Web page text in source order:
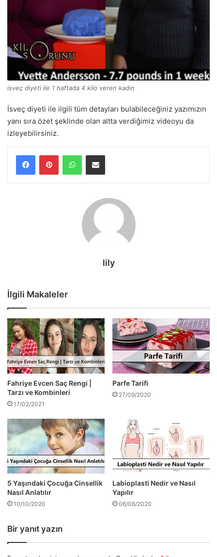
isveç diyeti ile 1 haftada 4 kilo veren kadın
İsveç diyeti ile ilgili tüm detayları bulabileceğiniz yazımızın
yanı sıra özet şeklinde olan altta verdiğimiz videoyu da
izleyebilirsiniz.
WhatsAppE-Posta ile paylaş
lily
İlgili Makaleler
Fahriye Evcen Saç Rengi |
Tarzı ve Kombinleri
17/02/2021
Parfe Tarifi
27/09/2020
5 Yaşındaki Çocuğa Cinsellik
Nasıl Anlatılır
10/10/2020
Labioplasti Nedir ve Nasıl
Yapılır
06/08/2020
Bir yanıt yazın